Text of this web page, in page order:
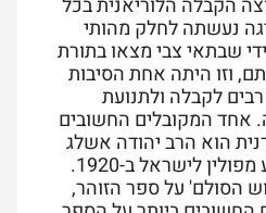
הקבלה הלוריאנית בכל
נעשתה לחלק מהותי
שבתאי צבי מצאו בתורת
וזו היתה אחת הסיבות
לקבלה ולתנועת
אחד המקובלים החשובים
הוא הרב יהודה אשלג
(1885 - 1955), שהגיע מפולין לישראל ב-1920.
הסולם' על ספר הזוהר,